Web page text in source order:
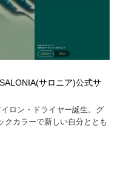
サロニア)公式サ
ロン・ドライヤー誕生。グ
クカラーで新しい自分ととも